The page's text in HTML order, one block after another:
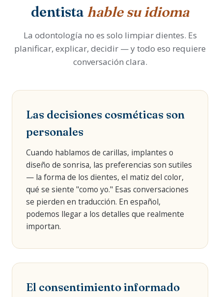
dentista hable su idioma
La odontología no es solo limpiar dientes. Es
planificar, explicar, decidir — y todo eso requiere
conversación clara.
Las decisiones cosméticas son
personales
Cuando hablamos de carillas, implantes o
diseño de sonrisa, las preferencias son sutiles
— la forma de los dientes, el matiz del color,
qué se siente "como yo." Esas conversaciones
se pierden en traducción. En español,
podemos llegar a los detalles que realmente
importan.
El consentimiento informado